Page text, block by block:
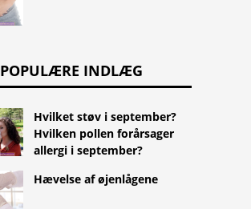
POPULÆRE INDLÆG
Hvilket støv i september?
Hvilken pollen forårsager
allergi i september?
Hævelse af øjenlågene